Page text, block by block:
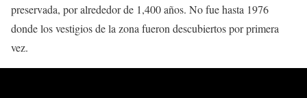
preservada, por alrededor de 1,400 años. No fue hasta 1976
donde los vestigios de la zona fueron descubiertos por primera
vez.